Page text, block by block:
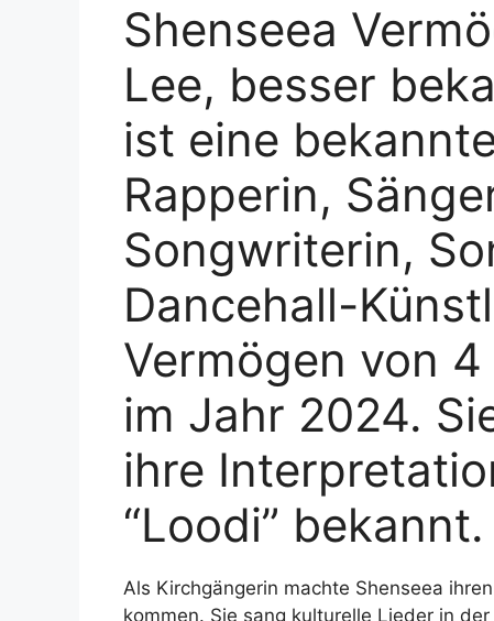
Shenseea
Lee, besser
ist eine
Rapperin,
Songwriterin,
Dancehall-
Vermögen von
im Jahr 2024.
ihre
“Loodi” bekannt.
Als Kirchgängerin machte Shenseea
kommen. Sie sang kulturelle Lieder in